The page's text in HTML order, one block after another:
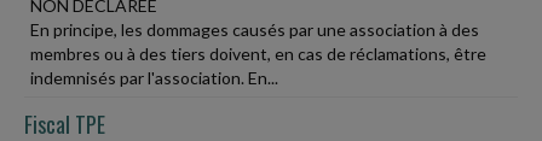
NON DÉCLARÉE
En principe, les dommages causés par une association à des
membres ou à des tiers doivent, en cas de réclamations, être
indemnisés par l'association. En...
Fiscal TPE